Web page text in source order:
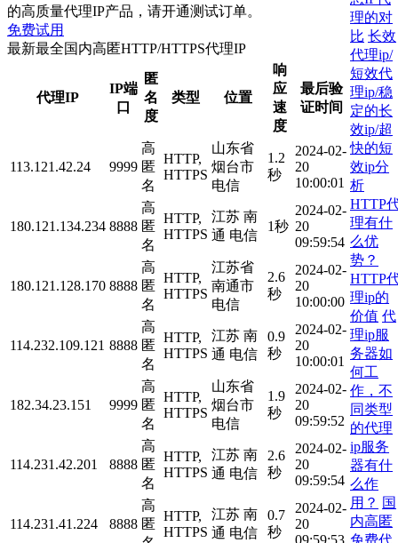
的高质量代理IP产品，请开通测试订单。
免费试用
最新最全国内高匿HTTP/HTTPS代理IP
代理IP
IP端
口
匿
名
度
类型 位置
响
应
速
度
最后验
证时间
113.121.42.24 9999
高
匿
名
HTTP,
HTTPS
山东省
烟台市
电信
1.2
秒
2024-02-
20
10:00:01
180.121.134.234 8888
高
匿
名
HTTP,
HTTPS
江苏 南
通 电信
1秒
2024-02-
20
09:59:54
180.121.128.170 8888
高
匿
名
HTTP,
HTTPS
江苏省
南通市
电信
2.6
秒
2024-02-
20
10:00:00
114.232.109.121 8888
高
匿
名
HTTP,
HTTPS
江苏 南
通 电信
0.9
秒
2024-02-
20
10:00:01
182.34.23.151 9999
高
匿
名
HTTP,
HTTPS
山东省
烟台市
电信
1.9
秒
2024-02-
20
09:59:52
114.231.42.201 8888
高
匿
名
HTTP,
HTTPS
江苏 南
通 电信
2.6
秒
2024-02-
20
09:59:54
114.231.41.224 8888
高
匿
HTTP,
HTTPS
江苏 南
通 电信
0.7
秒
2024-02-
20
09:59:53
理的对
比 长效
代理ip/
短效代
理ip/稳
定的长
效ip/超
快的短
效ip分
析
HTTP
理有什
么优
势？
HTTP
理ip的
价值 代
理ip服
务器如
何工
作，不
同类型
的代理
ip服务
器有什
么作
用？ 国
内高匿
免费代